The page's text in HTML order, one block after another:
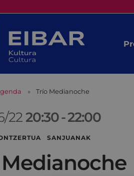
Trío Medianoche
2220:30-22:00
SANJUANAK